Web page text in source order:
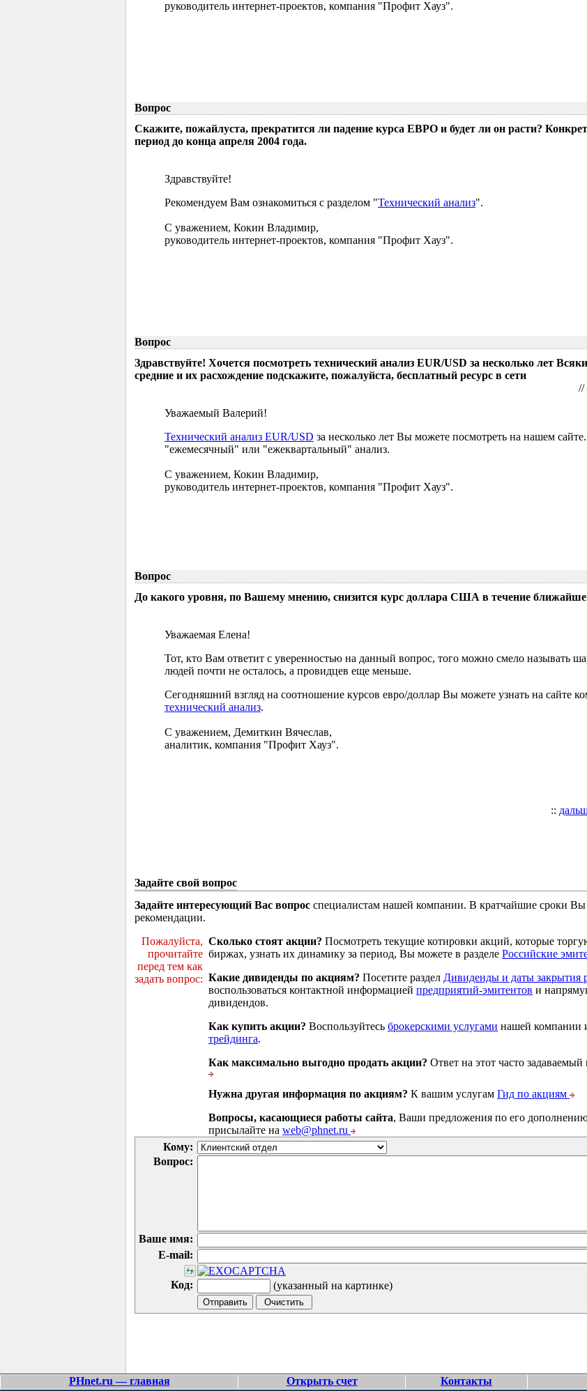
руководитель интернет-проектов, компания "Профит Хауз".
Вопрос
Скажите, пожайлуста, прекратится ли падение курса ЕВРО и будет ли он расти?
период до конца апреля 2004 года.
Здравствуйте!
Рекомендуем Вам ознакомиться с разделом "Технический анализ".
С уважением, Кокин Владимир,
руководитель интернет-проектов, компания "Профит Хауз".
Вопрос
Здравствуйте! Хочется посмотреть технический анализ EUR/USD за несколько лет
средние и их расхождение подскажите, пожалуйста, бесплатный ресурс в сети
//
Уважаемый Валерий!
Технический анализ EUR/USD за несколько лет Вы можете посмотреть на нашем
"ежемесячный" или "ежеквартальный" анализ.
С уважением, Кокин Владимир,
руководитель интернет-проектов, компания "Профит Хауз".
Вопрос
До какого уровня, по Вашему мнению, снизится курс доллара США в течение
Уважаемая Елена!
Тот, кто Вам ответит с уверенностью на данный вопрос, того можно смело называть
людей почти не осталось, а провидцев еще меньше.
Сегодняшний взгляд на соотношение курсов евро/доллар Вы можете узнать на сайте
технический анализ.
С уважением, Демиткин Вячеслав,
аналитик, компания "Профит Хауз".
::
Задайте свой вопрос
Задайте интересующий Вас вопрос специалистам нашей компании. В кратчайшие сроки
рекомендации.
Пожалуйста,
прочитайте
перед тем как
задать вопрос:
Сколько стоят акции? Посмотреть текущие котировки акций, которые
биржах, узнать их динамику за период, Вы можете в разделе Российские
Какие дивиденды по акциям? Посетите раздел Дивиденды и даты закрытия
воспользоваться контактной информацией предприятий-эмитентов и
дивидендов.
Как купить акции? Воспользуйтесь брокерскими услугами нашей компании
трейдинга.
Как максимально выгодно продать акции? Ответ на этот часто
Нужна другая информация по акциям? К вашим услугам Гид по акциям
Вопросы, касающиеся работы сайта, Ваши предложения по его
присылайте на web@phnet.ru
Кому:
Вопрос:
Ваше имя:
E-mail:
Код: (указанный на картинке)
PHnet.ru — главная Открыть счет Контакты